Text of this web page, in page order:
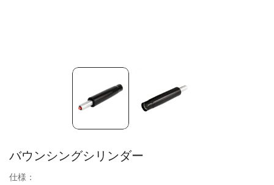
バウンシングシリンダー
仕様：